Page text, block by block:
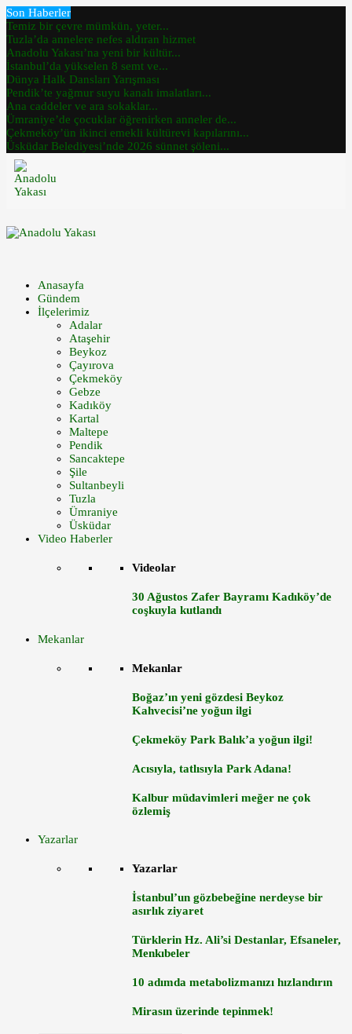
Son Haberler
Temiz bir çevre mümkün, yeter...
Tuzla’da annelere nefes aldıran hizmet
Anadolu Yakası’na yeni bir kültür...
İstanbul’da yükselen 8 semt ve...
Dünya Halk Dansları Yarışması
Pendik’te yağmur suyu kanalı imalatları...
Ana caddeler ve ara sokaklar...
Ümraniye’de çocuklar öğrenirken anneler de...
Çekmeköy’ün ikinci emekli kültürevi kapılarını...
Üsküdar Belediyesi’nde 2026 sünnet şöleni...
Anasayfa
Gündem
İlçelerimiz
Adalar
Ataşehir
Beykoz
Çayırova
Çekmeköy
Gebze
Kadıköy
Kartal
Maltepe
Pendik
Sancaktepe
Şile
Sultanbeyli
Tuzla
Ümraniye
Üsküdar
Video Haberler
Videolar
30 Ağustos Zafer Bayramı Kadıköy’de
coşkuyla kutlandı
Mekanlar
Mekanlar
Boğaz’ın yeni gözdesi Beykoz
Kahvecisi’ne yoğun ilgi
Çekmeköy Park Balık’a yoğun ilgi!
Acısıyla, tatlısıyla Park Adana!
Kalbur müdavimleri meğer ne çok
özlemiş
Yazarlar
Yazarlar
İstanbul’un gözbebeğine nerdeyse bir
asırlık ziyaret
Türklerin Hz. Ali’si Destanlar, Efsaneler,
Menkıbeler
10 adımda metabolizmanızı hızlandırın
Mirasın üzerinde tepinmek!